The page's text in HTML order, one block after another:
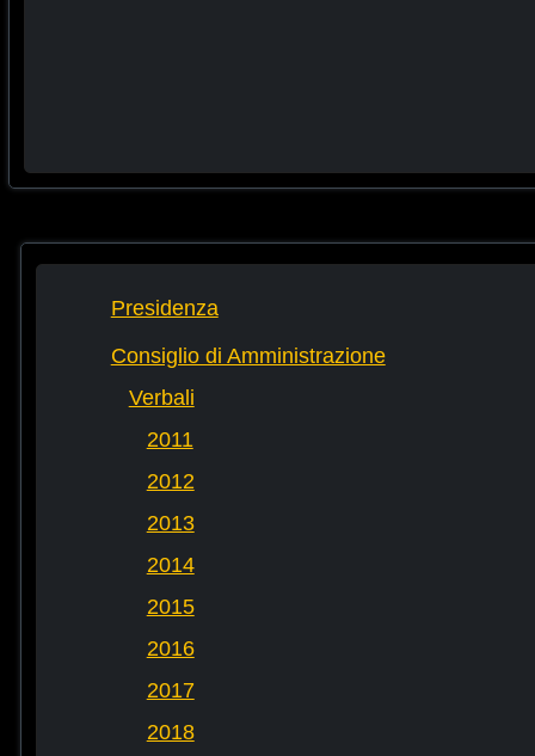
Presidenza
Consiglio di Amministrazione
Verbali
2011
2012
2013
2014
2015
2016
2017
2018